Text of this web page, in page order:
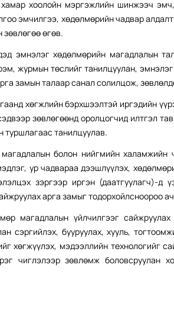
хоолойн мэргэжлийн шинжээч
эмчилгээ, хөдөлмөрийн чадвар
зөвлөгөө өгөв.
эмнэлэг хөдөлмөрийн магадлалын
журмын төслийг танилцуулан,
замын талаар санал солилцож,
хөгжлийн бэрхшээлтэй иргэдийн
зөвлөгөөнд оролцогчид илтгэл
туршлагаас танилцуулав.
болон нийгмийн халамжийн
ур чадвараа дээшлүүлэх,
зэргээр иргэн (даатгуулагч)-д
арга замыг тодорхойлсноороо
магадлалын үйлчилгээг
сэргийлэх, бууруулах, хууль,
хөгжүүлэх, мэдээллийн технологийг
чиглэлээр зөвлөмж боловсруулан